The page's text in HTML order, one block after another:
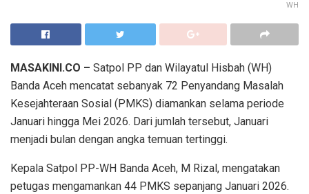
WH
MASAKINI.CO – Satpol PP dan Wilayatul Hisbah (WH)
Banda Aceh mencatat sebanyak 72 Penyandang Masalah
Kesejahteraan Sosial (PMKS) diamankan selama periode
Januari hingga Mei 2026. Dari jumlah tersebut, Januari
menjadi bulan dengan angka temuan tertinggi.
Kepala Satpol PP-WH Banda Aceh, M Rizal, mengatakan
petugas mengamankan 44 PMKS sepanjang Januari 2026.